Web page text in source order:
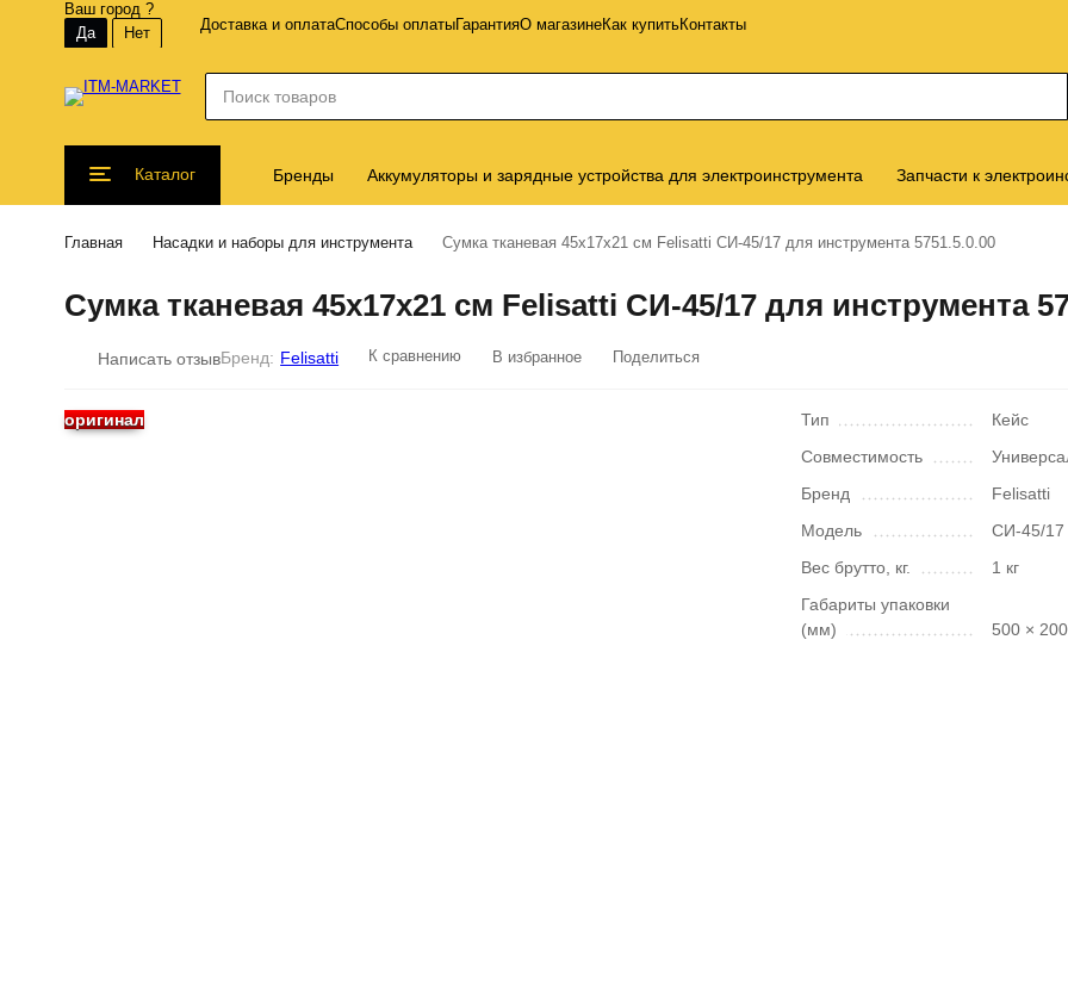
Ваш город ?
Доставка и оплатаСпособы оплатыГарантияО магазинеКак купитьКонтакты
Каталог Бренды Аккумуляторы и зарядные устройства для электроинструмента Запчасти к
Главная Насадки и наборы для инструмента Сумка тканевая 45х17х21 см Felisatti СИ-45/17 для инструмента 5751.5.0.00
Сумка тканевая 45х17х21 см Felisatti СИ-45/17 для инструмента
Написать отзывБренд: Felisatti К сравнению В избранное Поделиться
оригинал Тип
Кейс
Совместимость
Бренд
Felisatti
Модель
СИ-45/17
Вес брутто, кг.
1 кг
Габариты упаковки
(мм)
500 ×